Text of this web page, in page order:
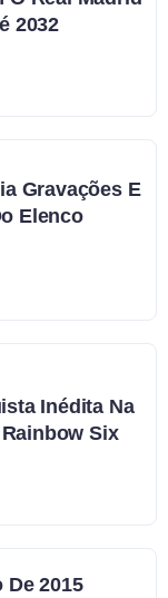
2032
Gravações E
Elenco
Inédita Na
Six
De 2015